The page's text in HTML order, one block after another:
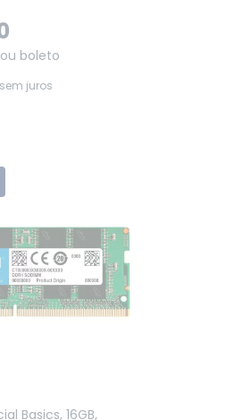
boleto
sem juros
Basics, 16GB,